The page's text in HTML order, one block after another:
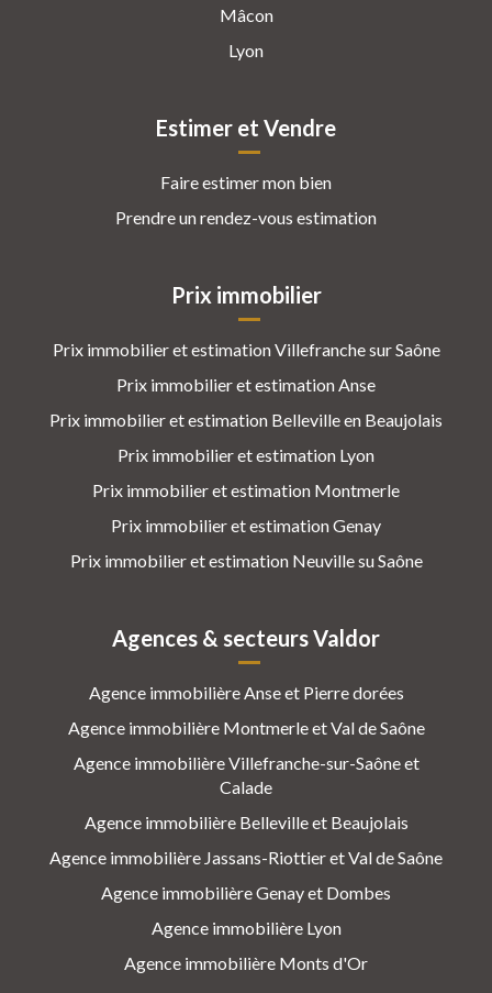
Mâcon
Lyon
Estimer et Vendre
Faire estimer mon bien
Prendre un rendez-vous estimation
Prix immobilier
Prix immobilier et estimation Villefranche sur Saône
Prix immobilier et estimation Anse
Prix immobilier et estimation Belleville en Beaujolais
Prix immobilier et estimation Lyon
Prix immobilier et estimation Montmerle
Prix immobilier et estimation Genay
Prix immobilier et estimation Neuville su Saône
Agences & secteurs Valdor
Agence immobilière Anse et Pierre dorées
Agence immobilière Montmerle et Val de Saône
Agence immobilière Villefranche-sur-Saône et
Calade
Agence immobilière Belleville et Beaujolais
Agence immobilière Jassans-Riottier et Val de Saône
Agence immobilière Genay et Dombes
Agence immobilière Lyon
Agence immobilière Monts d'Or